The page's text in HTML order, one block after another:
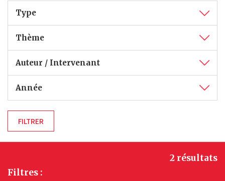
Type
Thème
Auteur / Intervenant
Année
Filtres :
2 résultats